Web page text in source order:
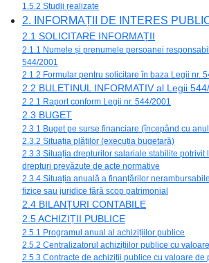
1.5.2 Studii realizate
2. INFORMAȚII DE INTERES
2.1 SOLICITARE INFORMAȚII
2.1.1 Numele și prenumele persoanei
544/2001
2.1.2 Formular pentru solicitare în baza Legii nr.
2.2 BULETINUL INFORMATIV al Legii
2.2.1 Raport conform Legii nr. 544/2001
2.3 BUGET
2.3.1 Buget pe surse financiare (începând cu
2.3.2 Situația plăților (execuția bugetară)
2.3.3 Situația drepturilor salariale stabilite potrivit
drepturi prevăzute de acte normative
2.3.4 Situația anuală a finanțărilor
fizice sau juridice fără scop patrimonial
2.4 BILANȚURI CONTABILE
2.5 ACHIZIȚII PUBLICE
2.5.1 Programul anual al achizițiilor publice
2.5.2 Centralizatorul achizițiilor publice cu
2.5.3 Contracte de achiziții publice cu valoare de